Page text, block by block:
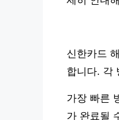
신한카드
합니다. 각
가장 빠른
가 완료될